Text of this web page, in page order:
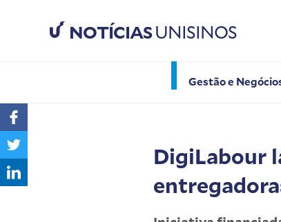
NOTÍCIASUNISINOS
Gestão e
DigiLabour